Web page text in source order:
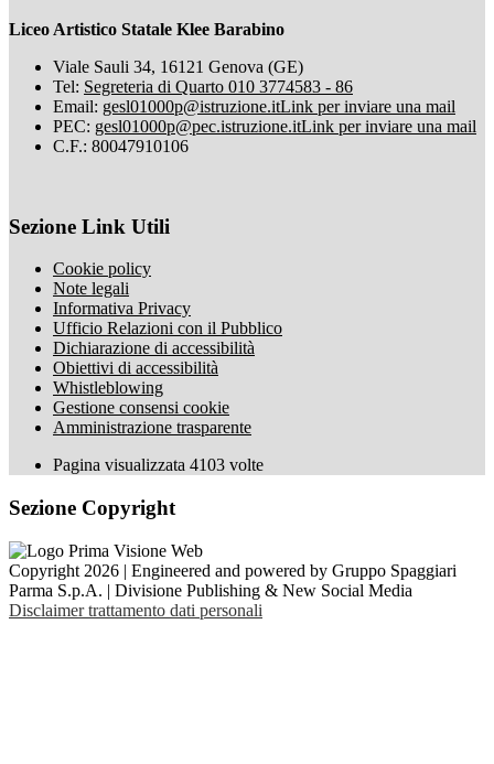
Liceo Artistico Statale Klee Barabino
Viale Sauli 34, 16121 Genova (GE)
Tel: Segreteria di Quarto 010 3774583 - 86
Email: gesl01000p@istruzione.itLink per inviare una mail
PEC: gesl01000p@pec.istruzione.itLink per inviare una mail
C.F.: 80047910106
Sezione Link Utili
Cookie policy
Note legali
Informativa Privacy
Ufficio Relazioni con il Pubblico
Dichiarazione di accessibilità
Obiettivi di accessibilità
Whistleblowing
Gestione consensi cookie
Amministrazione trasparente
Pagina visualizzata 4103 volte
Sezione Copyright
Copyright 2026 | Engineered and powered by Gruppo Spaggiari
Parma S.p.A. | Divisione Publishing & New Social Media
Disclaimer trattamento dati personali